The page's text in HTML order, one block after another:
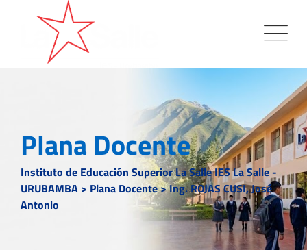
Plana Docente
Instituto de Educación Superior La Salle IES La Salle -
URUBAMBA > Plana Docente>Ing. ROJAS CUSI, José
Antonio